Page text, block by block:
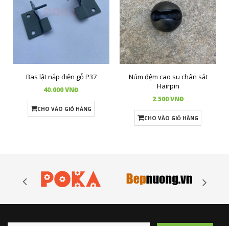
Bas lật nắp điện gỗ P37
40.000 VNĐ
CHO VÀO GIỎ HÀNG
Núm đệm cao su chân sắt
Hairpin
2.500 VNĐ
CHO VÀO GIỎ HÀNG